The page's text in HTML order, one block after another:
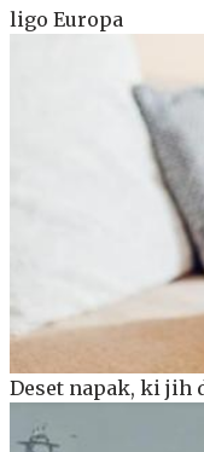
ligo Europa
Deset napak, ki jih